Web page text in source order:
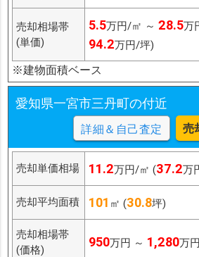
売却相場帯
(単価)
5.5万円/㎡ ～ 28.5万
94.2万円/坪)
※建物面積ベース
愛知県一宮市三丹町の付近
詳細＆自己査定 売
売却単価相場 11.2万円/㎡ (37.2万
売却平均面積 101 ㎡ (30.8坪)
売却相場帯
(価格)
950万円 ～ 1,280万円